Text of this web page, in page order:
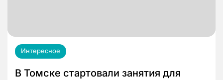
Интересное
В Томске стартовали занятия для